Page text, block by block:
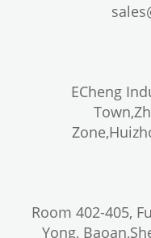
ECheng
Room 402-405,
Yong,